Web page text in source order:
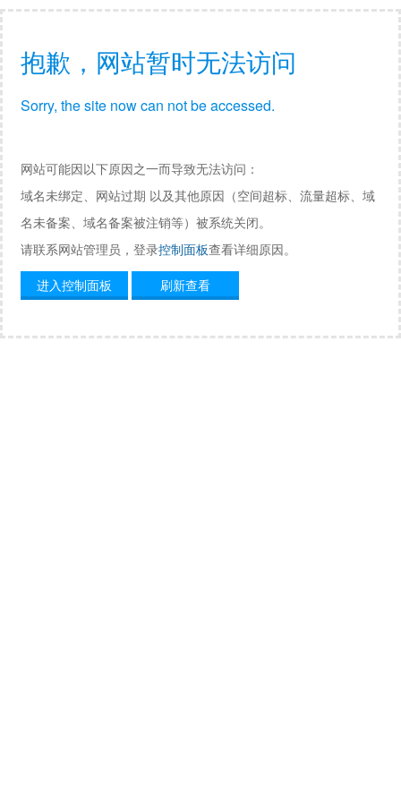
抱歉，网站暂时无法访问
Sorry, the site now can not be accessed.
网站可能因以下原因之一而导致无法访问：
域名未绑定、网站过期 以及其他原因（空间超标、流量超标、域
名未备案、域名备案被注销等）被系统关闭。
请联系网站管理员，登录控制面板查看详细原因。
进入控制面板
刷新查看